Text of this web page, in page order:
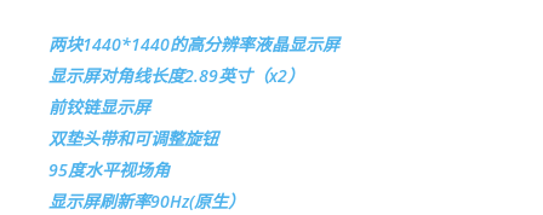
两块1440*1440的高分辨率液晶显示屏
显示屏对角线长度2.89英寸（x2）
前铰链显示屏
双垫头带和可调整旋钮
95度水平视场角
显示屏刷新率90Hz(原生）